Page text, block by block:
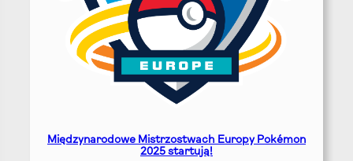
Międzynarodowe Mistrzostwach Europy Pokémon
2025 startują!